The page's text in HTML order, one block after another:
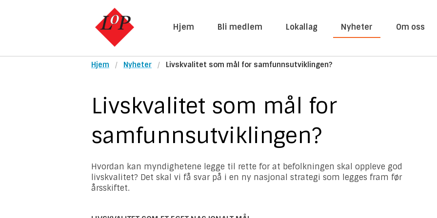
Hjem Bli medlem Lokallag Nyheter Om oss
Hjem Nyheter Livskvalitet som mål for samfunnsutviklingen?
Livskvalitet som mål for
samfunnsutviklingen?
Hvordan kan myndighetene legge til rette for at befolkningen skal oppleve god
livskvalitet? Det skal vi få svar på i en ny nasjonal strategi som legges fram før
årsskiftet.